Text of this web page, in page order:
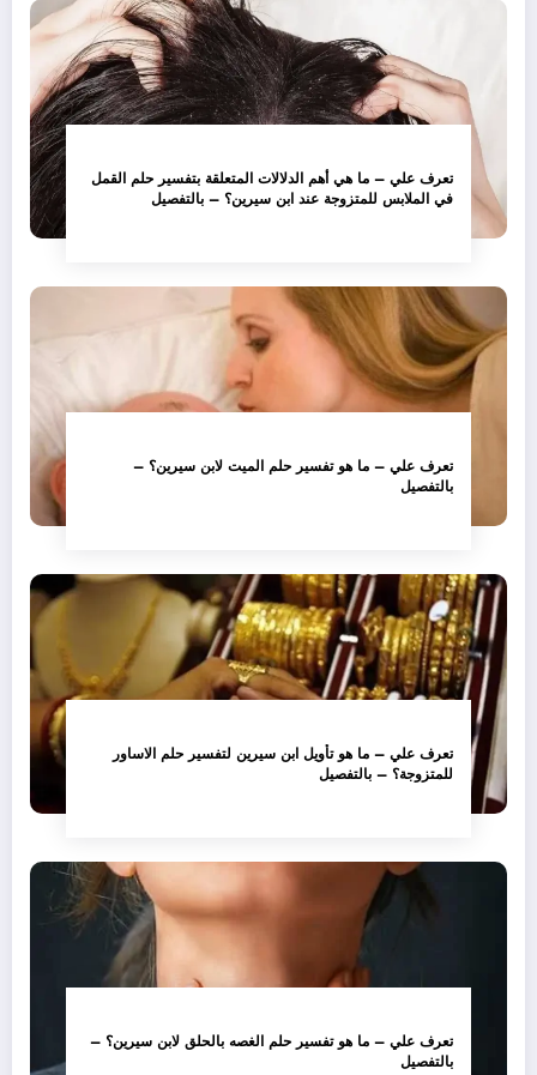
تعرف علي – ما هي أهم الدلالات المتعلقة بتفسير حلم القمل
في الملابس للمتزوجة عند ابن سيرين؟ – بالتفصيل
تعرف علي – ما هو تفسير حلم الميت لابن سيرين؟ –
بالتفصيل
تعرف علي – ما هو تأويل ابن سيرين لتفسير حلم الاساور
للمتزوجة؟ – بالتفصيل
تعرف علي – ما هو تفسير حلم الغصه بالحلق لابن سيرين؟ –
بالتفصيل